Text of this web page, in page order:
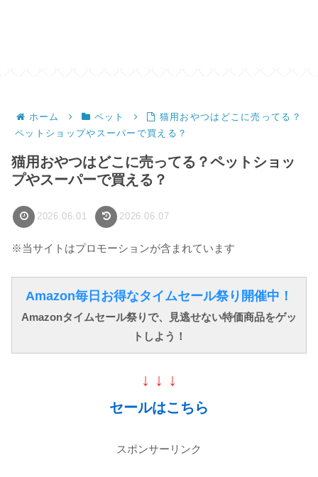
ホーム ペット
猫用おやつはどこに売ってる？
ペットショップやスーパーで買える？
猫用おやつはどこに売ってる？ペットショッ
プやスーパーで買える？
2026.06.01 2026.06.07
※当サイトはプロモーションが含まれています
Amazon毎日お得なタイムセール祭り開催中！
Amazonタイムセール祭りで、見逃せない特価商品をゲッ
トしよう！
↓ ↓ ↓
セールはこちら
スポンサーリンク